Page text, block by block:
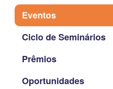
Eventos
Ciclo de Seminários
Prêmios
Oportunidades